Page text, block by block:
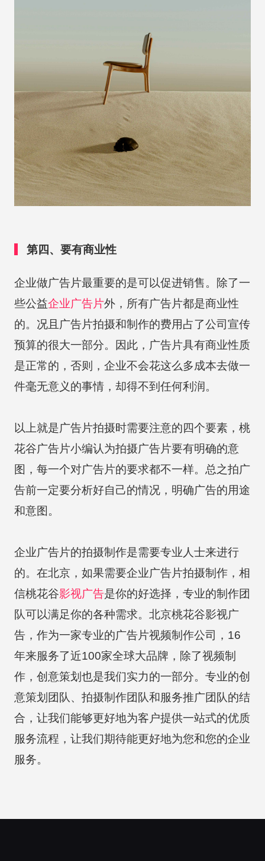
第四、要有商业性
企业做广告片最重要的是可以促进销售。除了一
些公益企业广告片外，所有广告片都是商业性
的。况且广告片拍摄和制作的费用占了公司宣传
预算的很大一部分。因此，广告片具有商业性质
是正常的，否则，企业不会花这么多成本去做一
件毫无意义的事情，却得不到任何利润。
以上就是广告片拍摄时需要注意的四个要素，桃
花谷广告片小编认为拍摄广告片要有明确的意
图，每一个对广告片的要求都不一样。总之拍广
告前一定要分析好自己的情况，明确广告的用途
和意图。
企业广告片的拍摄制作是需要专业人士来进行
的。在北京，如果需要企业广告片拍摄制作，相
信桃花谷影视广告是你的好选择，专业的制作团
队可以满足你的各种需求。北京桃花谷影视广
告，作为一家专业的广告片视频制作公司，16
年来服务了近100家全球大品牌，除了视频制
作，创意策划也是我们实力的一部分。专业的创
意策划团队、拍摄制作团队和服务推广团队的结
合，让我们能够更好地为客户提供一站式的优质
服务流程，让我们期待能更好地为您和您的企业
服务。